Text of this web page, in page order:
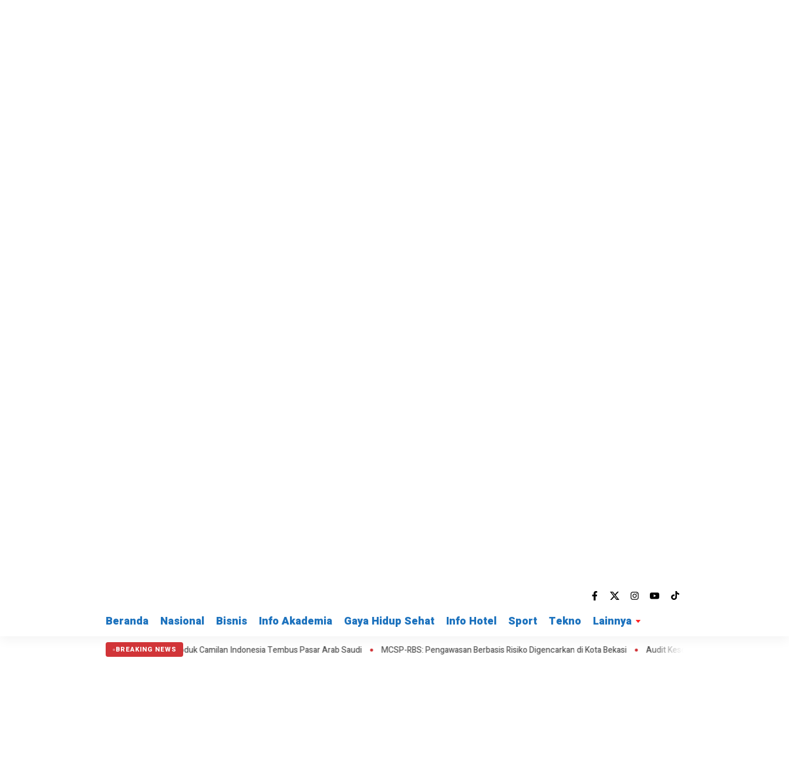
Beranda Nasional Bisnis Info Akademia Gaya Hidup Sehat Info Hotel Sport Tekno Lainnya
BREAKING NEWS
Produk Camilan Indonesia Tembus Pasar Arab Saudi MCSP-RBS: Pengawasan Berbasis Risiko Digencarkan di Kota Bekasi Audit Keselamatan KMP Mutiara Sentosa II Segera